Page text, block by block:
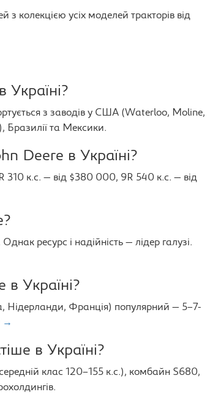
колекцією усіх моделей тракторів від
Україні?
з заводів у США (Waterloo, Moline,
Бразилії та Мексики.
Deere в Україні?
310 к.с. — від $380 000, 9R 540 к.с. — від
ресурс і надійність — лідер галузі.
Україні?
Нідерланди, Франція) популярний — 5–7-
→
в Україні?
клас 120–155 к.с.), комбайн S680,